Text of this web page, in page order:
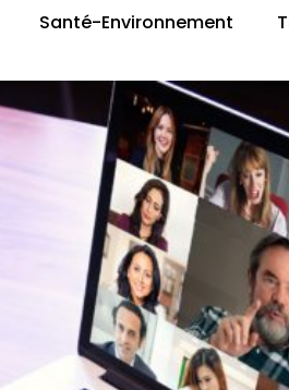
Santé-Environnement